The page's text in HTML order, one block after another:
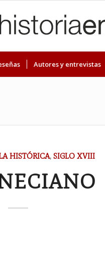
Autores y entrevistas
HISTÓRICA,SIGLO XVIII